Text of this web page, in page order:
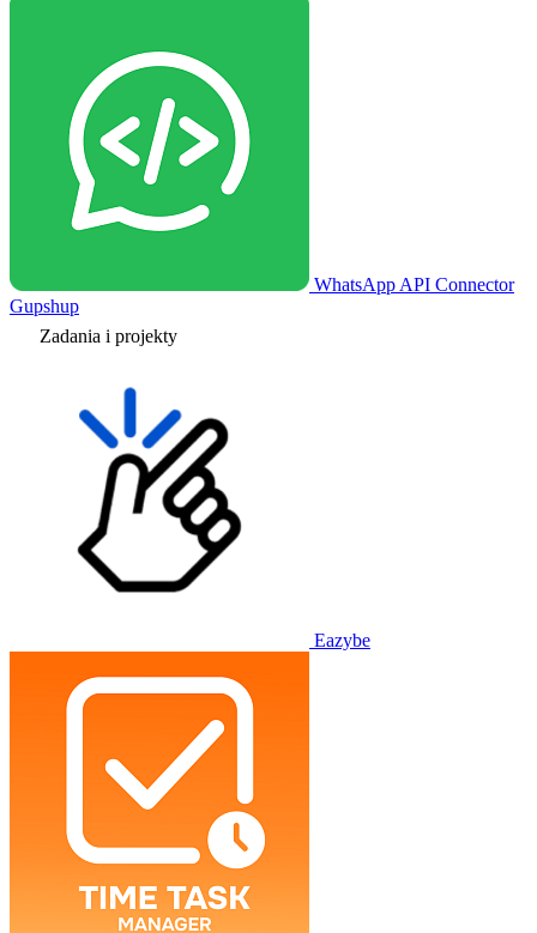
WhatsApp API Connector
Gupshup
Zadania i projekty
Eazybe